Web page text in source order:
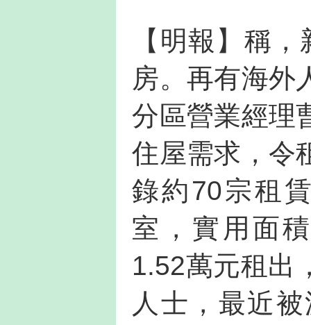
【明報】稱
房。再有海外
分區營業經理
住屋需求，令
錄約70宗租
室，實用面
1.52萬元租出
人士，最近